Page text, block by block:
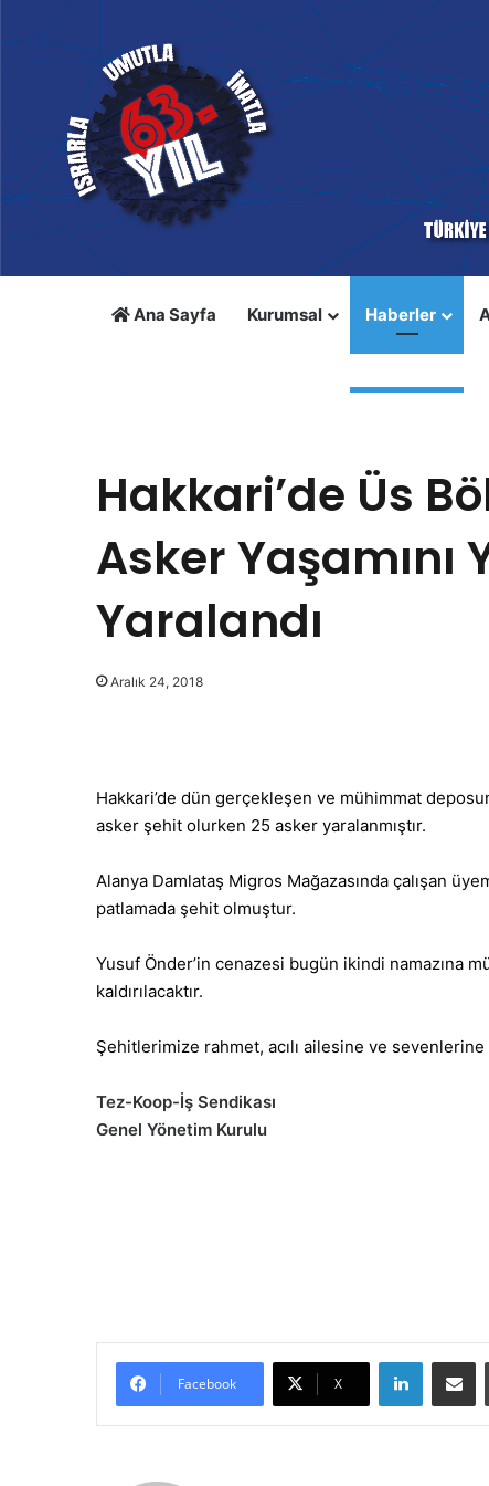
Ana Sayfa Kurumsal Haberler
Hakkari’de Üs Bölgesinde
Hakkari’de Üs
Asker Yaşamını
Yaralandı
Aralık 24, 2018
Hakkari’de dün gerçekleşen ve mühimmat
asker şehit olurken 25 asker yaralanmıştır.
Alanya Damlataş Migros Mağazasında çalışan
patlamada şehit olmuştur.
Yusuf Önder’in cenazesi bugün ikindi namazına
kaldırılacaktır.
Şehitlerimize rahmet, acılı ailesine ve
Tez-Koop-İş Sendikası
Genel Yönetim Kurulu
Facebook X